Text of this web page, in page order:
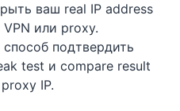
ваш real IP address
или proxy.
подтвердить
test и compare result
IP.